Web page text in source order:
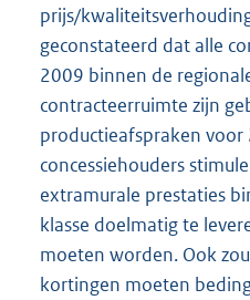
prijs/
geconstateerd dat alle
2009 binnen de
contracteerruimte zijn
productieafspraken voor
concessiehouders
extramurale prestaties
klasse doelmatig te
moeten worden. Ook
kortingen moeten